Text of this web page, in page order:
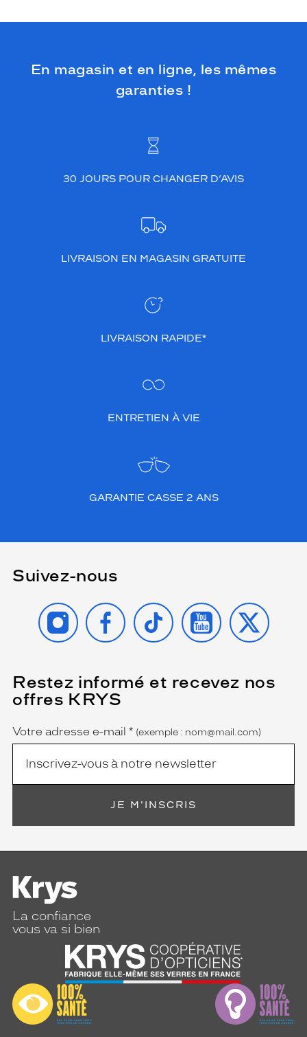
En magasin et en ligne, les mêmes
garanties !
30 JOURS POUR CHANGER D’AVIS
LIVRAISON EN MAGASIN GRATUITE
LIVRAISON RAPIDE*
ENTRETIEN À VIE
GARANTIE CASSE 2 ANS
Suivez-nous
INSTAGRAMFACEBOOK
TIKTOK YOUTUBE
X
Restez informé et recevez nos
offres KRYS
Name
Votre adresse e-mail *
(Ce
champ
est
obligatoire)
(exemple : nom@mail.com)
JE M'INSCRIS
La confiance
vous va si bien